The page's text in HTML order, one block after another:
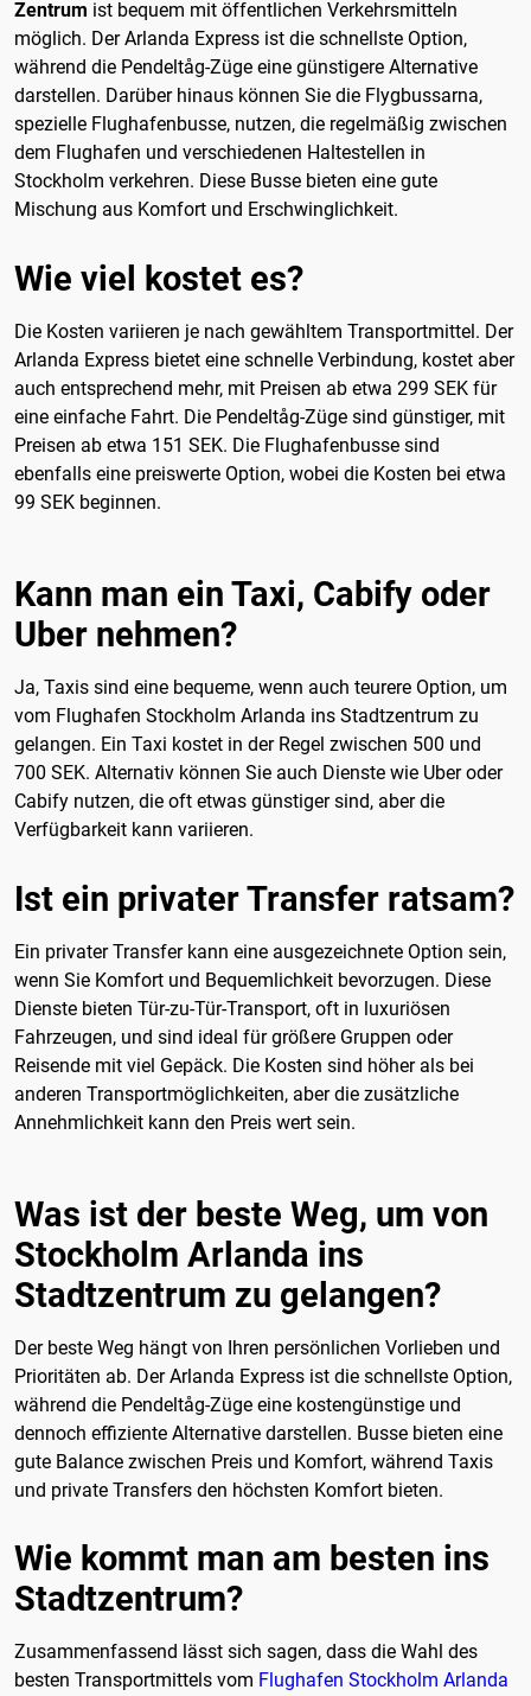
Zentrum ist bequem mit öffentlichen Verkehrsmitteln
möglich. Der Arlanda Express ist die schnellste Option,
während die Pendeltåg-Züge eine günstigere Alternative
darstellen. Darüber hinaus können Sie die Flygbussarna,
spezielle Flughafenbusse, nutzen, die regelmäßig zwischen
dem Flughafen und verschiedenen Haltestellen in
Stockholm verkehren. Diese Busse bieten eine gute
Mischung aus Komfort und Erschwinglichkeit.
Wie viel kostet es?
Die Kosten variieren je nach gewähltem Transportmittel. Der
Arlanda Express bietet eine schnelle Verbindung, kostet aber
auch entsprechend mehr, mit Preisen ab etwa 299 SEK für
eine einfache Fahrt. Die Pendeltåg-Züge sind günstiger, mit
Preisen ab etwa 151 SEK. Die Flughafenbusse sind
ebenfalls eine preiswerte Option, wobei die Kosten bei etwa
99 SEK beginnen.
Kann man ein Taxi, Cabify oder
Uber nehmen?
Ja, Taxis sind eine bequeme, wenn auch teurere Option, um
vom Flughafen Stockholm Arlanda ins Stadtzentrum zu
gelangen. Ein Taxi kostet in der Regel zwischen 500 und
700 SEK. Alternativ können Sie auch Dienste wie Uber oder
Cabify nutzen, die oft etwas günstiger sind, aber die
Verfügbarkeit kann variieren.
Ist ein privater Transfer ratsam?
Ein privater Transfer kann eine ausgezeichnete Option sein,
wenn Sie Komfort und Bequemlichkeit bevorzugen. Diese
Dienste bieten Tür-zu-Tür-Transport, oft in luxuriösen
Fahrzeugen, und sind ideal für größere Gruppen oder
Reisende mit viel Gepäck. Die Kosten sind höher als bei
anderen Transportmöglichkeiten, aber die zusätzliche
Annehmlichkeit kann den Preis wert sein.
Was ist der beste Weg, um von
Stockholm Arlanda ins
Stadtzentrum zu gelangen?
Der beste Weg hängt von Ihren persönlichen Vorlieben und
Prioritäten ab. Der Arlanda Express ist die schnellste Option,
während die Pendeltåg-Züge eine kostengünstige und
dennoch effiziente Alternative darstellen. Busse bieten eine
gute Balance zwischen Preis und Komfort, während Taxis
und private Transfers den höchsten Komfort bieten.
Wie kommt man am besten ins
Stadtzentrum?
Zusammenfassend lässt sich sagen, dass die Wahl des
besten Transportmittels vom Flughafen Stockholm Arlanda